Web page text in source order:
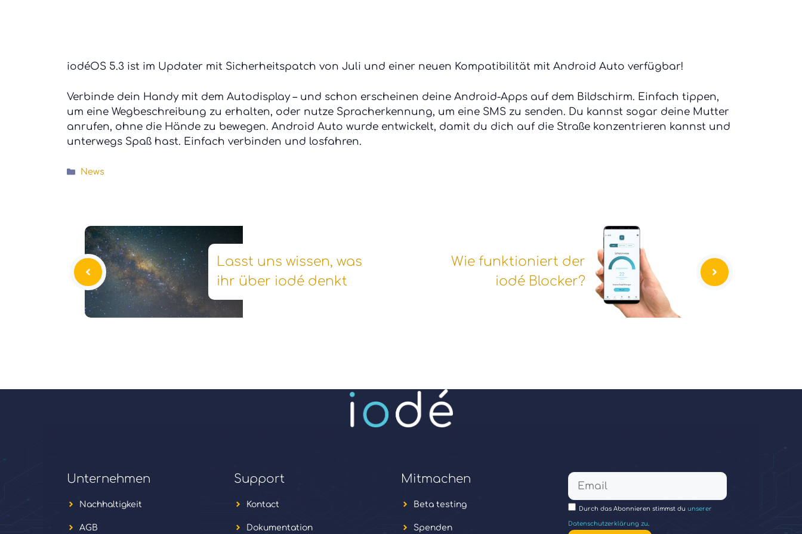
iodéOS 5.3 ist im Updater mit Sicherheitspatch von Juli und einer neuen Kompatibilität mit Android Auto verfügbar!
Verbinde dein Handy mit dem Autodisplay – und schon erscheinen deine Android-Apps auf dem Bildschirm. Einfach tippen,
um eine Wegbeschreibung zu erhalten, oder nutze Spracherkennung, um eine SMS zu senden. Du kannst sogar deine Mutter
anrufen, ohne die Hände zu bewegen. Android Auto wurde entwickelt, damit du dich auf die Straße konzentrieren kannst und
unterwegs Spaß hast. Einfach verbinden und losfahren.
Kategorien
News
Lasst uns wissen, was
ihr über iodé denkt
Wie funktioniert der
iodé Blocker?
Unternehmen
Nachhaltigkeit
AGB
Support
Kontact
Dokumentation
Mitmachen
Beta testing
Spenden
Durch das Abonnieren stimmst du unserer
Datenschutzerklärung zu